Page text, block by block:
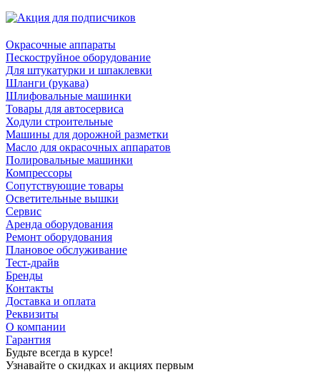
Окрасочные аппараты
Пескоструйное оборудование
Для штукатурки и шпаклевки
Шланги (рукава)
Шлифовальные машинки
Товары для автосервиса
Ходули строительные
Машины для дорожной разметки
Масло для окрасочных аппаратов
Полировальные машинки
Компрессоры
Сопутствующие товары
Осветительные вышки
Сервис
Аренда оборудования
Ремонт оборудования
Плановое обслуживание
Тест-драйв
Бренды
Контакты
Доставка и оплата
Реквизиты
О компании
Гарантия
Будьте всегда в курсе!
Узнавайте о скидках и акциях первым